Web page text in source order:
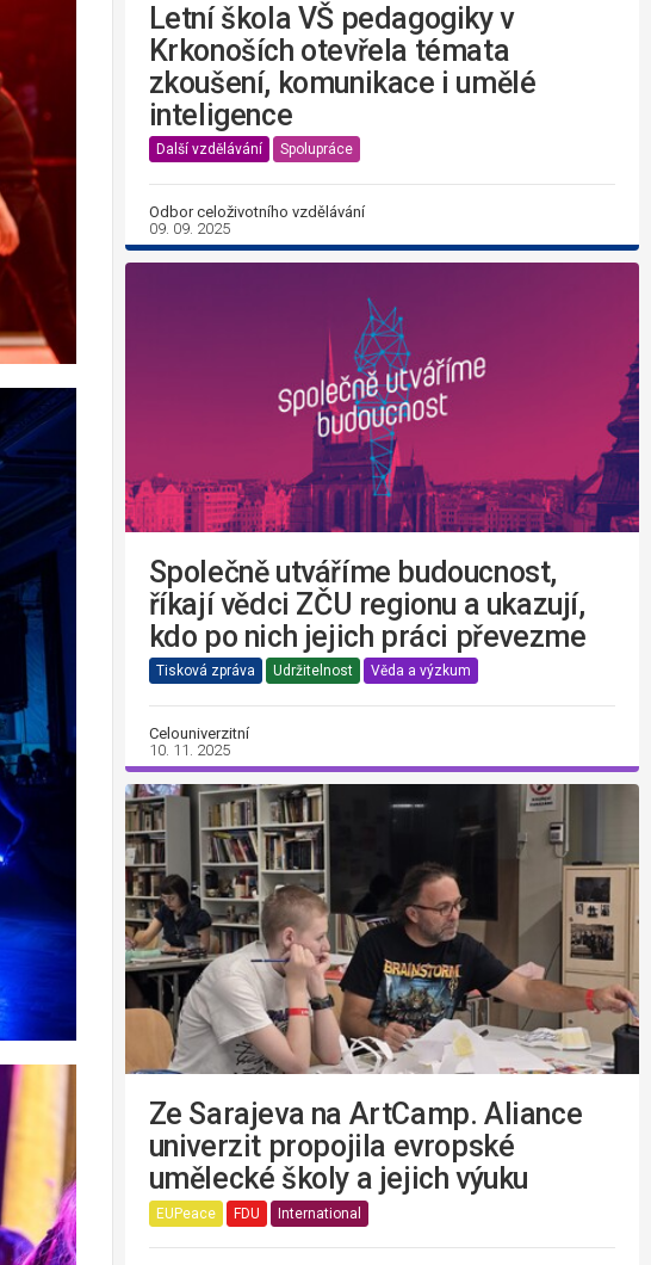
Letní škola VŠ pedagogiky v
Krkonoších otevřela témata
zkoušení, komunikace i umělé
inteligence
Další vzdělávání Spolupráce
Odbor celoživotního vzdělávání
09. 09. 2025
Společně utváříme budoucnost,
říkají vědci ZČU regionu a ukazují,
kdo po nich jejich práci převezme
Tisková zpráva Udržitelnost Věda a výzkum
Celouniverzitní
10. 11. 2025
Ze Sarajeva na ArtCamp. Aliance
univerzit propojila evropské
umělecké školy a jejich výuku
EUPeace FDU International